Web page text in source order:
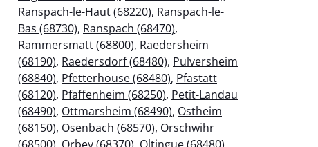
Ranspach-le-Haut (68220), Ranspach-le-
Bas (68730), Ranspach (68470),
Rammersmatt (68800), Raedersheim
(68190), Raedersdorf (68480), Pulversheim
(68840), Pfetterhouse (68480), Pfastatt
(68120), Pfaffenheim (68250), Petit-Landau
(68490), Ottmarsheim (68490), Ostheim
(68150), Osenbach (68570), Orschwihr